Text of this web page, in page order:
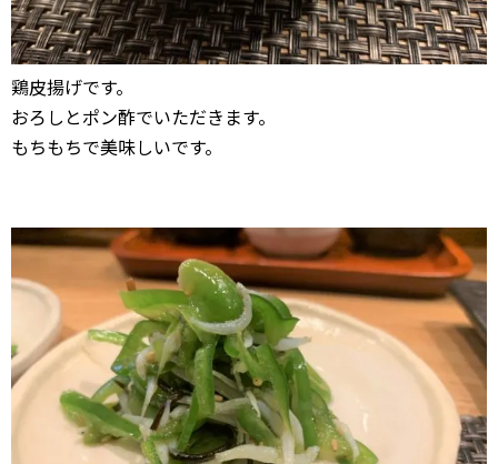
鶏皮揚げです。
おろしとポン酢でいただきます。
もちもちで美味しいです。